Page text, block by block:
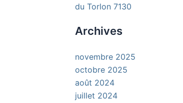
du Torlon 7130
Archives
novembre 2025
octobre 2025
août 2024
juillet 2024